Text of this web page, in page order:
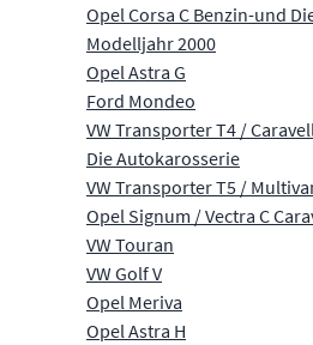
Opel Corsa C Benzin-und
Modelljahr 2000
Opel Astra G
Ford Mondeo
VW Transporter T4 /
Die Autokarosserie
VW Transporter T5 /
Opel Signum / Vectra C
VW Touran
VW Golf V
Opel Meriva
Opel Astra H